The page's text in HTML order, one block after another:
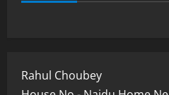
Rahul Choubey